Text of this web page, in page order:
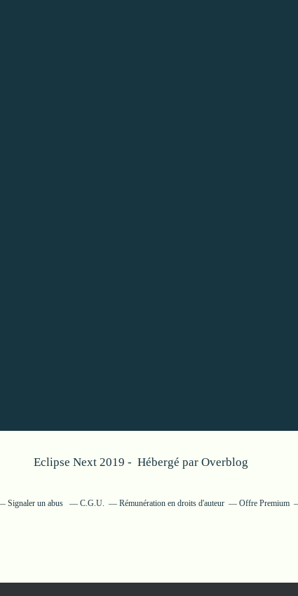
Eclipse Next 2019 - Hébergé par Overblog
Signaler un abus C.G.U. Rémunération en droits d'auteur Offre Premium